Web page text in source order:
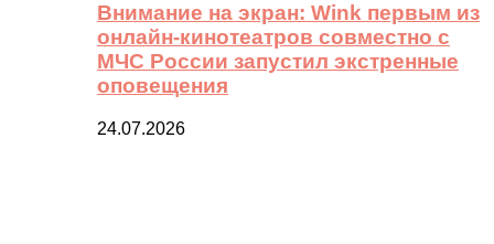
Внимание на экран: Wink первым из
онлайн-кинотеатров совместно с
МЧС России запустил экстренные
оповещения
24.07.2026